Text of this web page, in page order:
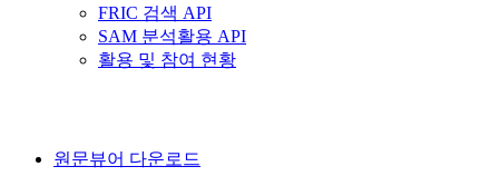
FRIC 검색 API
SAM 분석활용 API
활용 및 참여 현황
원문뷰어 다운로드